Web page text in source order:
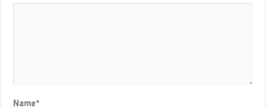
Name*